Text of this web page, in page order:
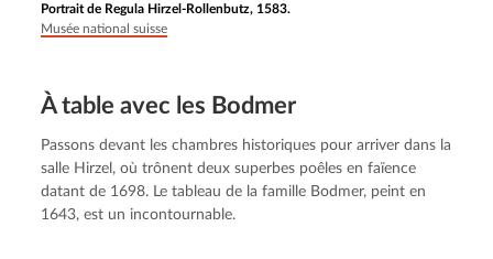
Portrait de Regula Hirzel-Rollenbutz, 1583.
Musée national suisse
À table avec les Bodmer
Passons devant les chambres historiques pour arriver dans la
salle Hirzel, où trônent deux superbes poêles en faïence
datant de 1698. Le tableau de la famille Bodmer, peint en
1643, est un incontournable.